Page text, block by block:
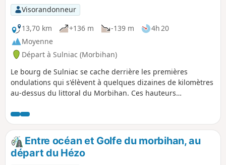
Visorandonneur
13,70 km
+136 m -139 m
4h 20
Moyenne
Départ à Sulniac (Morbihan)
Le bourg de Sulniac se cache derrière les premières
ondulations qui s'élèvent à quelques dizaines de kilomètres
au-dessus du littoral du Morbihan. Ces hauteurs
C'est dans un paysage qui alterne vallons frais et humides
et landes sèches ou boisées que se déroule le parcours
proposé. Le granit qui en constitue l'assise est aussi à
l'origine du riche patrimoine bâti qu'on y trouve.
Entre océan et Golfe du morbihan, au
départ du Hézo